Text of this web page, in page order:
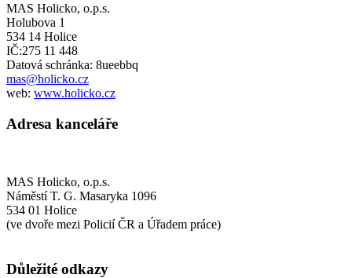
MAS Holicko, o.p.s.
Holubova 1
534 14 Holice
IČ:275 11 448
Datová schránka: 8ueebbq
mas@holicko.cz
web: www.holicko.cz
Adresa kanceláře
MAS Holicko, o.p.s.
Náměstí T. G. Masaryka 1096
534 01 Holice
(ve dvoře mezi Policií ČR a Úřadem práce)
Důležité odkazy